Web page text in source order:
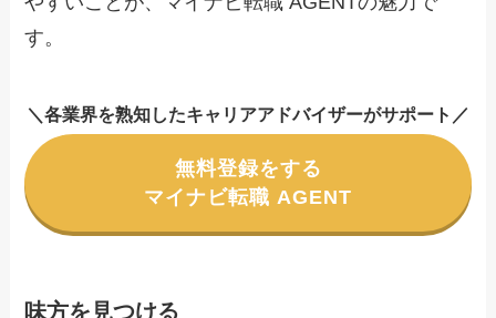
す。
＼ 各業界を熟知したキャリアアドバイザーがサポート ／
無料登録をする
マイナビ転職 AGENT
味方を見つける